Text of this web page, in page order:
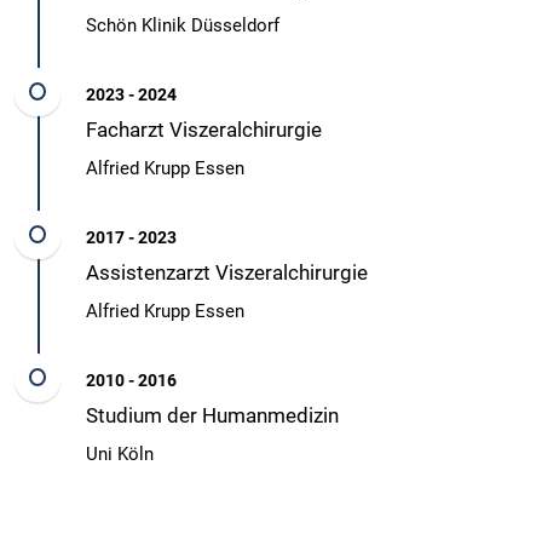
Schön Klinik Düsseldorf
2023 - 2024
Facharzt Viszeralchirurgie
Alfried Krupp Essen
2017 - 2023
Assistenzarzt Viszeralchirurgie
Alfried Krupp Essen
2010 - 2016
Studium der Humanmedizin
Uni Köln